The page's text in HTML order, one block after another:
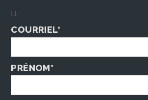
tt
COURRIEL*
PRÉNOM*